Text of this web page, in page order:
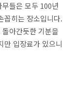
들은 모두 100년
꼽히는 장소입니다.
아간듯한 기분을
만 입장료가 있으니